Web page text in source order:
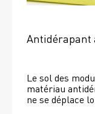
Antidérapant
Le sol des
matériau
ne se déplace